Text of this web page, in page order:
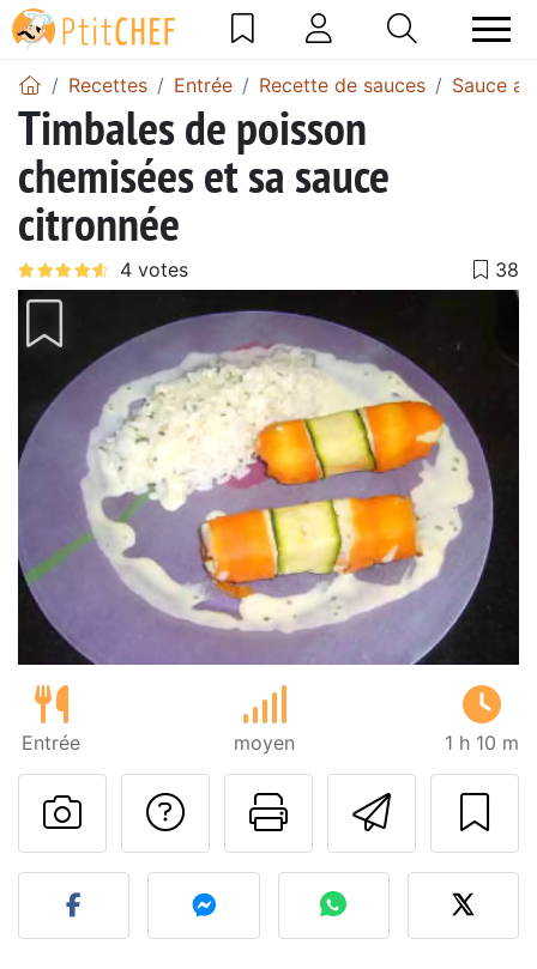
Recettes Entrée Recette de sauces Sauce
Timbales de poisson
chemisées et sa sauce
citronnée
Entrée moyen 1 h 10 m
Imprimer
Poser une
Publier votre photo de